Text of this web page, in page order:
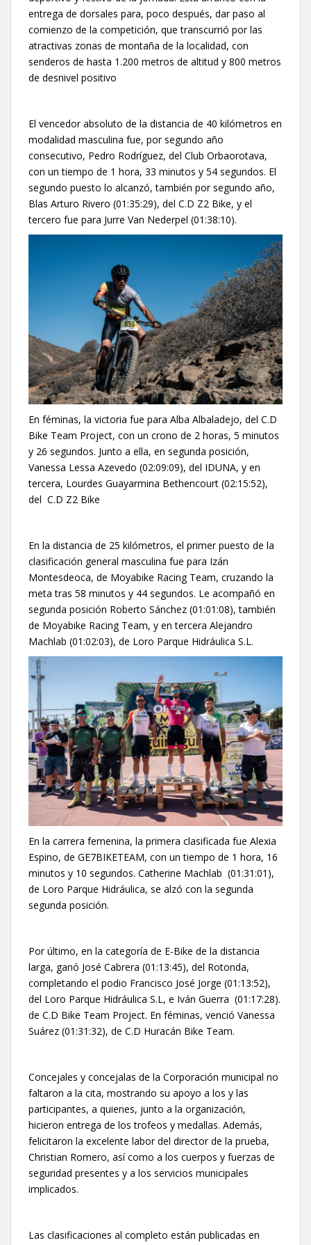
entrega de dorsales para, poco después, dar paso al
comienzo de la competición, que transcurrió por las
atractivas zonas de montaña de la localidad, con
senderos de hasta 1.200 metros de altitud y 800 metros
de desnivel positivo
El vencedor absoluto de la distancia de 40 kilómetros en
modalidad masculina fue, por segundo año
consecutivo, Pedro Rodríguez, del Club Orbaorotava,
con un tiempo de 1 hora, 33 minutos y 54 segundos. El
segundo puesto lo alcanzó, también por segundo año,
Blas Arturo Rivero (01:35:29), del C.D Z2 Bike, y el
tercero fue para Jurre Van Nederpel (01:38:10).
En féminas, la victoria fue para Alba Albaladejo, del C.D
Bike Team Project, con un crono de 2 horas, 5 minutos
y 26 segundos. Junto a ella, en segunda posición,
Vanessa Lessa Azevedo (02:09:09), del IDUNA, y en
tercera, Lourdes Guayarmina Bethencourt (02:15:52),
del C.D Z2 Bike
En la distancia de 25 kilómetros, el primer puesto de la
clasificación general masculina fue para Izán
Montesdeoca, de Moyabike Racing Team, cruzando la
meta tras 58 minutos y 44 segundos. Le acompañó en
segunda posición Roberto Sánchez (01:01:08), también
de Moyabike Racing Team, y en tercera Alejandro
Machlab (01:02:03), de Loro Parque Hidráulica S.L.
En la carrera femenina, la primera clasificada fue Alexia
Espino, de GE7BIKETEAM, con un tiempo de 1 hora, 16
minutos y 10 segundos. Catherine Machlab (01:31:01),
de Loro Parque Hidráulica, se alzó con la segunda
segunda posición.
Por último, en la categoría de E-Bike de la distancia
larga, ganó José Cabrera (01:13:45), del Rotonda,
completando el podio Francisco José Jorge (01:13:52),
del Loro Parque Hidráulica S.L, e Iván Guerra (01:17:28).
de C.D Bike Team Project. En féminas, venció Vanessa
Suárez (01:31:32), de C.D Huracán Bike Team.
Concejales y concejalas de la Corporación municipal no
faltaron a la cita, mostrando su apoyo a los y las
participantes, a quienes, junto a la organización,
hicieron entrega de los trofeos y medallas. Además,
felicitaron la excelente labor del director de la prueba,
Christian Romero, así como a los cuerpos y fuerzas de
seguridad presentes y a los servicios municipales
implicados.
Las clasificaciones al completo están publicadas en